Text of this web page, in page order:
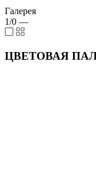
Галерея
1/0 —
ЦВЕТОВАЯ